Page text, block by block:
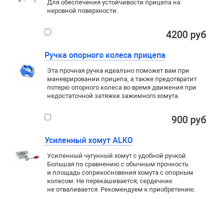
Для обеспечения устойчивости прицепа на
неровной поверхности.
4200 руб
Ручка опорного колеса прицепа
Эта прочная ручка идеально поможет вам при
маневрировании прицепа, а также предотвратит
потерю опорного колеса во время движения при
недостаточной затяжке зажимного хомута.
900 руб
Усиленный хомут ALKO
Усиленный чугунный хомут с удобной ручкой.
Большая по сравнению с обычным прочность
и площадь соприкосновения хомута с опорным
колесом. Не перекашивается, сердечник
не отваливается. Рекомендуем к приобретению.